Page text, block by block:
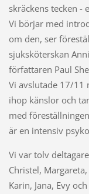
skräckens tecken -
Vi börjar med
om den, ser
sjuksköterskan
författaren Paul
Vi avslutade 17/11
ihop känslor och
med
är en intensiv
Vi var tolv
Christel,
Karin, Jana, Evy